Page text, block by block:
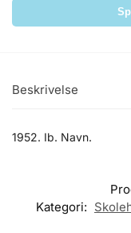
Beskrivelse
1952. Ib. Navn.
Kategori: